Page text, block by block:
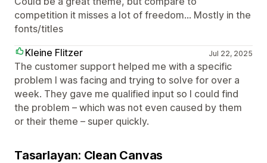
competition it misses a lot of freedom... Mostly in the
fonts/titles
Kleine Flitzer
Jul 22, 2025
The customer support helped me with a specific
problem I was facing and trying to solve for over a
week. They gave me qualified input so I could find
the problem – which was not even caused by them
or their theme – super quickly.
Tasarlayan: Clean Canvas